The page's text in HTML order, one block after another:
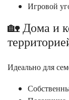
Игровой
🏡 Дома и
Идеально для